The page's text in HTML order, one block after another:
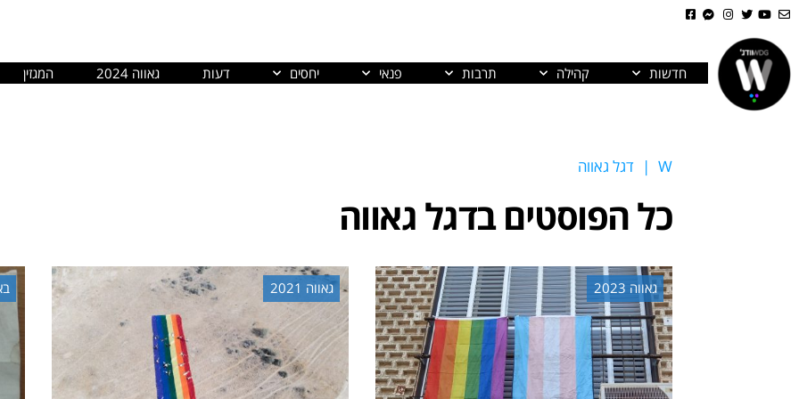
חדשות קהילה תרבות פנאי יחסים דעות גאווה 2024 המגזין
W
| דגל גאווה
כל הפוסטים בדגל גאווה
גאווה 2023 גאווה 2021